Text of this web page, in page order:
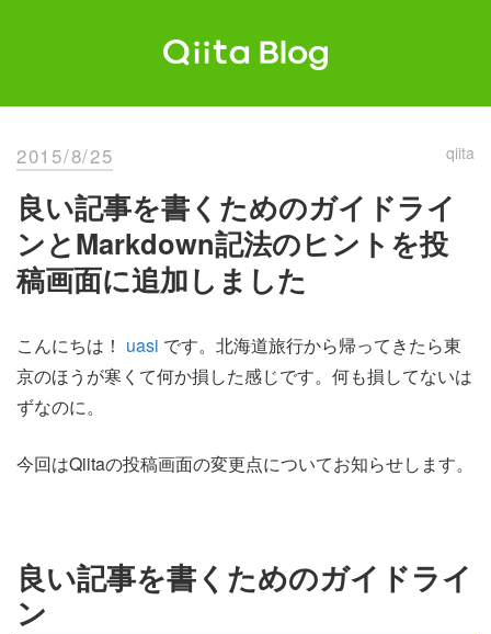
2015/8/25 qiita
良い記事を書くためのガイドライ
ンとMarkdown記法のヒントを投
稿画面に追加しました
こんにちは！ uasi です。北海道旅行から帰ってきたら東
京のほうが寒くて何か損した感じです。何も損してないは
ずなのに。
今回はQiitaの投稿画面の変更点についてお知らせします。
良い記事を書くためのガイドライ
ン